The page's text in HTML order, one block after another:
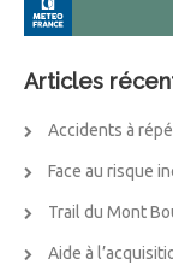
Articles
Accidents à
Face au risque
Trail du Mont
Aide à